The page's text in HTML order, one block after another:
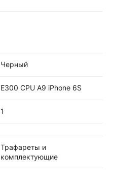
Черный
E300 CPU A9 iPhone 6S
1
Трафареты и
комплектующие